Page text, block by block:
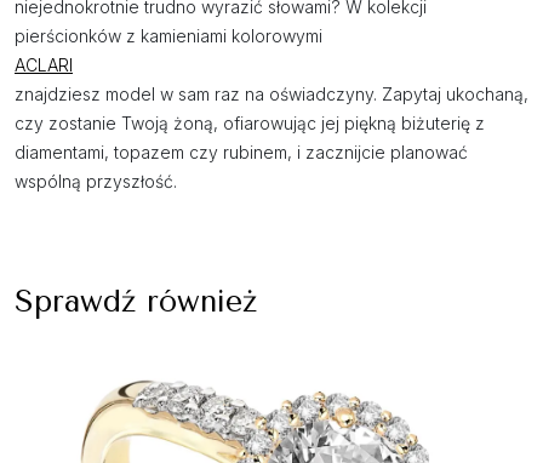
niejednokrotnie trudno wyrazić słowami? W kolekcji
pierścionków z kamieniami kolorowymi
ACLARI
znajdziesz model w sam raz na oświadczyny. Zapytaj ukochaną,
czy zostanie Twoją żoną, ofiarowując jej piękną biżuterię z
diamentami, topazem czy rubinem, i zacznijcie planować
wspólną przyszłość.
Sprawdź również